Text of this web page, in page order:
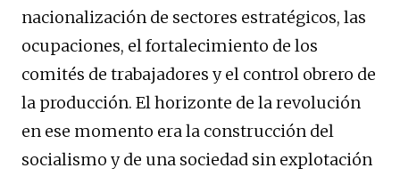
nacionalización de sectores estratégicos, las
ocupaciones, el fortalecimiento de los
comités de trabajadores y el control obrero de
la producción. El horizonte de la revolución
en ese momento era la construcción del
socialismo y de una sociedad sin explotación